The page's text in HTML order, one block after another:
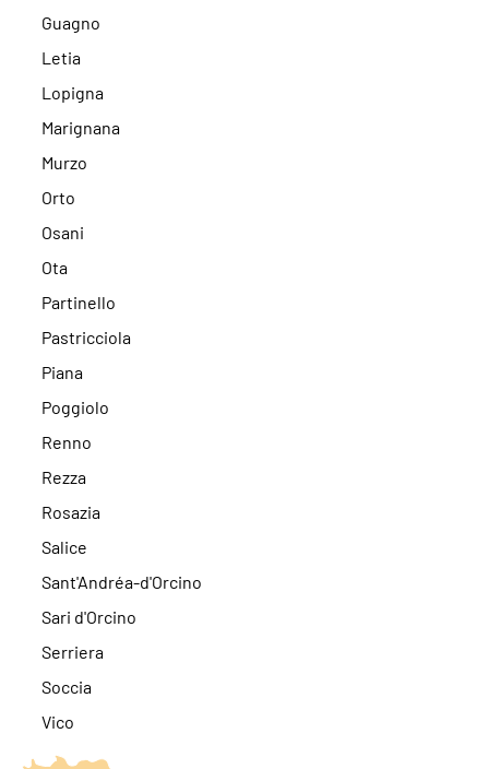
Guagno
Letia
Lopigna
Marignana
Murzo
Orto
Osani
Ota
Partinello
Pastricciola
Piana
Poggiolo
Renno
Rezza
Rosazia
Salice
Sant'Andréa-d'Orcino
Sari d'Orcino
Serriera
Soccia
Vico